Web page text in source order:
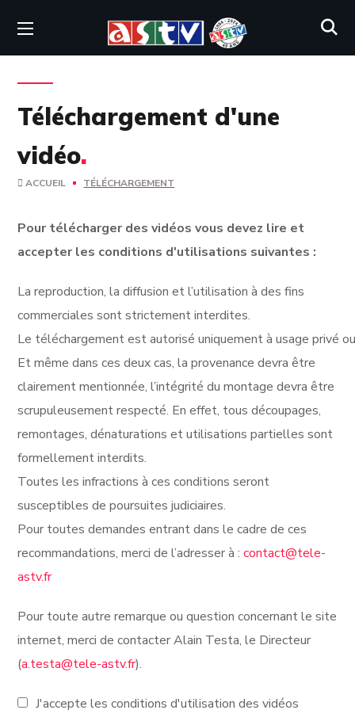
Téléchargement d'une
vidéo.
ACCUEIL TÉLÉCHARGEMENT
Pour télécharger des vidéos vous devez lire et
accepter les conditions d'utilisations suivantes :
La reproduction, la diffusion et l’utilisation à des fins
commerciales sont strictement interdites.
Le téléchargement est autorisé uniquement à usage privé
Et même dans ces deux cas, la provenance devra être
clairement mentionnée, l’intégrité du montage devra être
scrupuleusement respecté. En effet, tous découpages,
remontages, dénaturations et utilisations partielles sont
formellement interdits.
Toutes les infractions à ces conditions seront
susceptibles de poursuites judiciaires.
Pour toutes demandes entrant dans le cadre de ces
recommandations, merci de l’adresser à :contact@tele-
astv.fr
Pour toute autre remarque ou question concernant le site
internet, merci de contacter Alain Testa, le Directeur
(a.testa@tele-astv.fr).
J'accepte les conditions d'utilisation des vidéos